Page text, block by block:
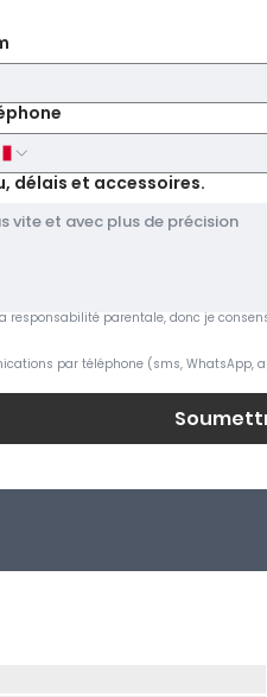
délais et accessoires.
responsabilité parentale, donc je
par téléphone (sms, WhatsApp,